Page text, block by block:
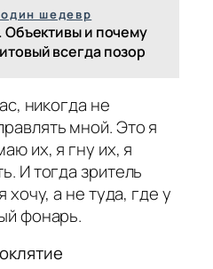
шедевр
Объективы и почему
всегда позор
никогда не
мной. Это я
их, я гну их, я
И тогда зритель
хочу, а не туда, где у
фонарь.